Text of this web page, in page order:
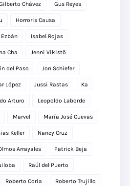
Chávez Gus Reyes
Horroris Causa
Isabel Rojas
Cha Jenni Vikistö
del Paso Jon Schiefer
López Jussi Rastas Ka
Arturo Leopoldo Laborde
Marvel María José Cuevas
Keller Nancy Cruz
Arrayales Patrick Beja
Raúl del Puerto
Roberto Coria Roberto Trujillo